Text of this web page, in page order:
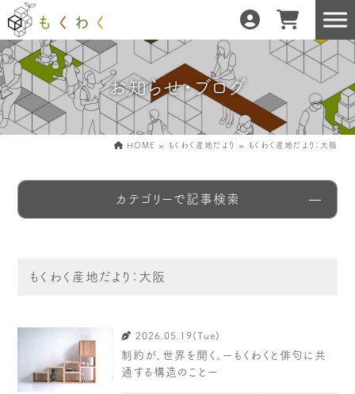
もくわくだけの特徴 地域の職人の手仕事で
どんな暮らしにもフィット 森と暮らしを環る
産地との相性診断
もくわくの使い方&選び方
木や森のこと もくわく的 わくわく暮らし
もくわく開発ストーリー
お知らせ・ブログ
HOME » もくわく産地だより » もくわく産地だより：大阪
カテゴリーで記事検索
もくわく産地だより：大阪
2026.05.19(Tue)
制約が、世界を開く。ーもくわくと俳句に共
通する構造のことー